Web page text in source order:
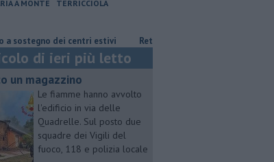
A MONTE
TERRICCIOLA
dei centri estivi Retiambiente, M5S: "Nessun legame con
di ieri più letto
un magazzino
Le fiamme hanno avvolto
l'edificio in via delle
Quadrelle. Sul posto due
squadre dei Vigili del
fuoco, 118 e polizia locale